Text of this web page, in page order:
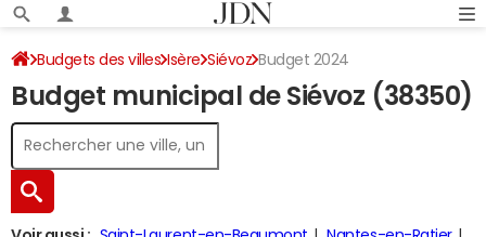
Budgets des villes Isère Siévoz Budget 2024
Budget municipal de Siévoz (38350)